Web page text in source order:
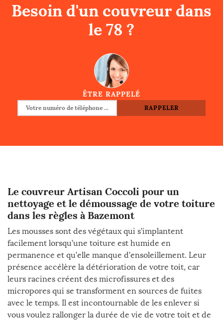
Besoin d'un couvreur dans
le 78 ?
ÊTRE RAPPELÉ
Le couvreur Artisan Coccoli pour un
nettoyage et le démoussage de votre toiture
dans les règles à Bazemont
Les mousses sont des végétaux qui s’implantent
facilement lorsqu’une toiture est humide en
permanence et qu’elle manque d’ensoleillement. Leur
présence accélère la détérioration de votre toit, car
leurs racines créent des microfissures et des
micropores qui se transforment en sources de fuites
avec le temps. Il est incontournable de les enlever si
vous voulez rallonger la durée de vie de votre toit et de